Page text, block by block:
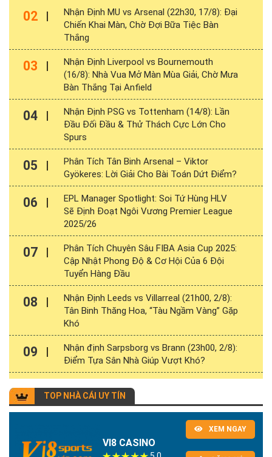
02
Nhận Định MU vs Arsenal (22h30, 17/8): Đại
Chiến Khai Màn, Chờ Đợi Bữa Tiệc Bàn
Thắng
03
Nhận Định Liverpool vs Bournemouth
(16/8): Nhà Vua Mở Màn Mùa Giải, Chờ Mưa
Bàn Thắng Tại Anfield
04
Nhận Định PSG vs Tottenham (14/8): Lần
Đầu Đối Đầu & Thử Thách Cực Lớn Cho
Spurs
05
Phân Tích Tân Binh Arsenal – Viktor
Gyökeres: Lời Giải Cho Bài Toán Dứt Điểm?
06
EPL Manager Spotlight: Soi Tứ Hùng HLV
Sẽ Định Đoạt Ngôi Vương Premier League
2025/26
07
Phân Tích Chuyên Sâu FIBA Asia Cup 2025:
Cập Nhật Phong Độ & Cơ Hội Của 6 Đội
Tuyển Hàng Đầu
08
Nhận Định Leeds vs Villarreal (21h00, 2/8):
Tân Binh Thăng Hoa, “Tàu Ngầm Vàng” Gặp
Khó
09
Nhận định Sarpsborg vs Brann (23h00, 2/8):
Điểm Tựa Sân Nhà Giúp Vượt Khó?
TOP NHÀ CÁI UY TÍN
VI8 CASINO
XEM NGAY